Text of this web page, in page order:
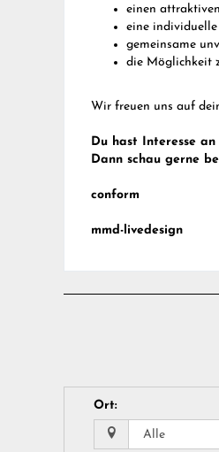
einen
eine
gemeinsame
die Möglichkeit
Wir freuen uns auf
Du hast Interesse
Dann schau gerne
conform
mmd-livedesign
Ort: